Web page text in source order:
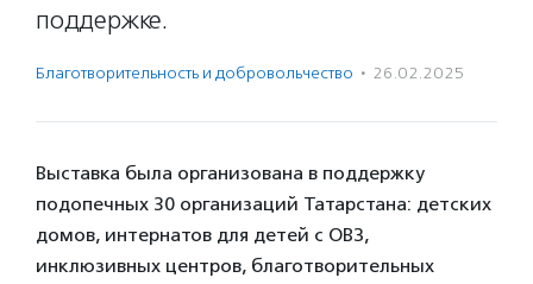
поддержке.
Благотвори­тель­ность и доброволь­чест­во · 26.02.2025
Выставка была организована в поддержку
подопечных 30 организаций Татарстана: детских
домов, интернатов для детей с ОВЗ,
инклюзивных центров, благотворительных